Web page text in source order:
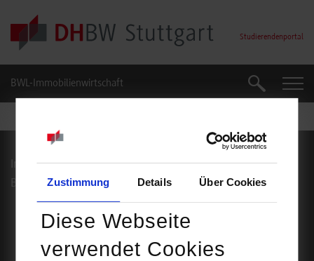
Zustimmung Details Über Cookies
Diese Webseite
verwendet Cookies
Skip to main content
Studierendenportal
BWL-Immobilienwirtschaft Suche
Footer Meta Navigation
Impressum
Datenschutz
Barrierefreiheit
Service